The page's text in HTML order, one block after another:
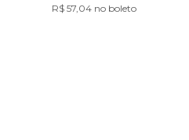
R$ 57,04 no boleto